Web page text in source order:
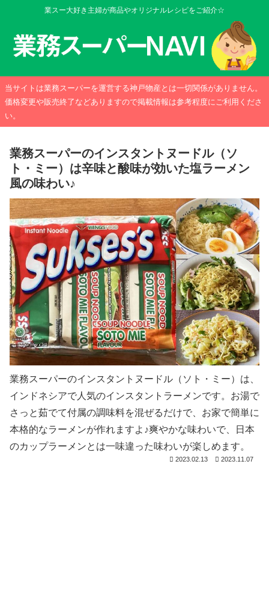
業スー大好き主婦が商品やオリジナルレシピをご紹介☆
当サイトは業務スーパーを運営する神戸物産とは一切関係がありません。
価格変更や販売終了などありますので掲載情報は参考程度にご利用くださ
い。
業務スーパーのインスタントヌードル（ソ
ト・ミー）は辛味と酸味が効いた塩ラーメン
風の味わい♪
業務スーパーのインスタントヌードル（ソト・ミー）は、
インドネシアで人気のインスタントラーメンです。お湯で
さっと茹でて付属の調味料を混ぜるだけで、お家で簡単に
本格的なラーメンが作れますよ♪爽やかな味わいで、日本
のカップラーメンとは一味違った味わいが楽しめます。
2023.02.13 2023.11.07